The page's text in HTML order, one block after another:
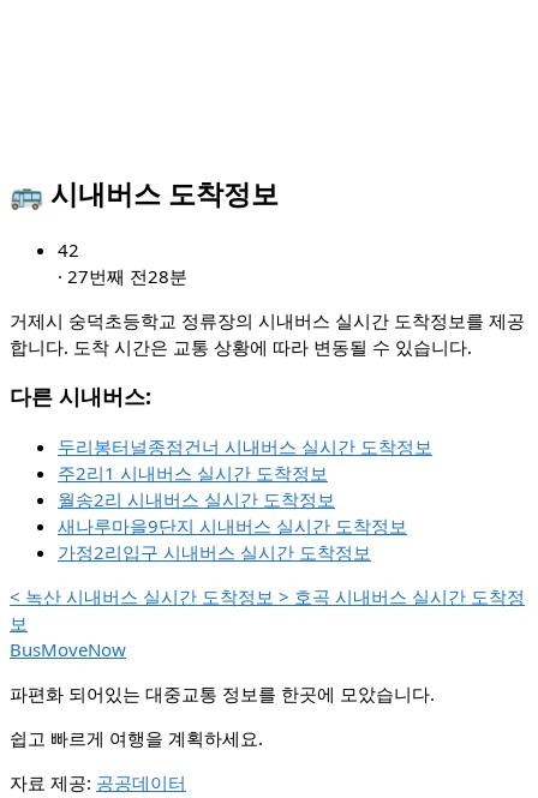
🚌 시내버스 도착정보
42
· 27번째 전28분
거제시 숭덕초등학교 정류장의 시내버스 실시간 도착정보를 제공
합니다. 도착 시간은 교통 상황에 따라 변동될 수 있습니다.
다른 시내버스:
두리봉터널종점건너 시내버스 실시간 도착정보
주2리1 시내버스 실시간 도착정보
월송2리 시내버스 실시간 도착정보
새나루마을9단지 시내버스 실시간 도착정보
가정2리입구 시내버스 실시간 도착정보
< 녹산 시내버스 실시간 도착정보 > 호곡 시내버스 실시간 도착정
보
BusMoveNow
파편화 되어있는 대중교통 정보를 한곳에 모았습니다.
쉽고 빠르게 여행을 계획하세요.
자료 제공: 공공데이터